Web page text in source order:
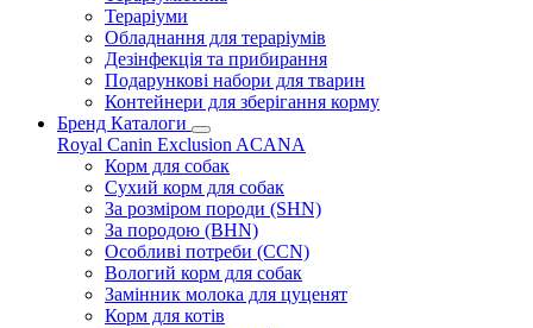
Тераріуми
Обладнання для тераріумів
Дезінфекція та прибирання
Подарункові набори для тварин
Контейнери для зберігання корму
Бренд Каталоги
Royal Canin Exclusion ACANA
Корм для собак
Сухий корм для собак
За розміром породи (SHN)
За породою (BHN)
Особливі потреби (CCN)
Вологий корм для собак
Замінник молока для цуценят
Корм для котів